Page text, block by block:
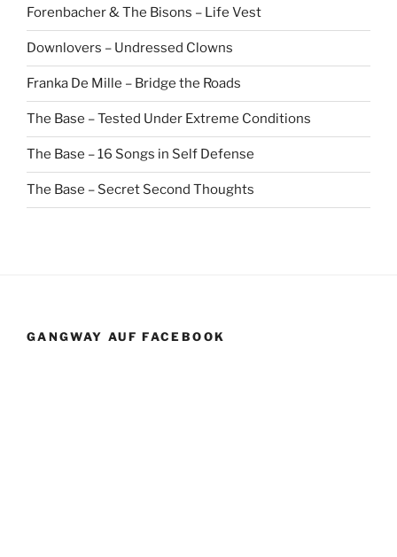
Forenbacher & The Bisons – Life Vest
Downlovers – Undressed Clowns
Franka De Mille – Bridge the Roads
The Base – Tested Under Extreme Conditions
The Base – 16 Songs in Self Defense
The Base – Secret Second Thoughts
GANGWAY AUF FACEBOOK